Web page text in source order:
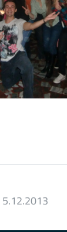
5.12.2013